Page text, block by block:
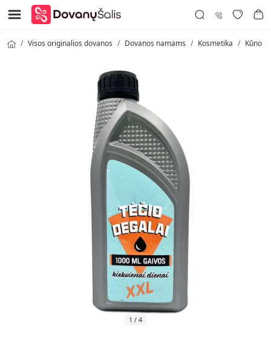
Visos originalios dovanos Dovanos namams Kosmetika Kūno
1 / 4